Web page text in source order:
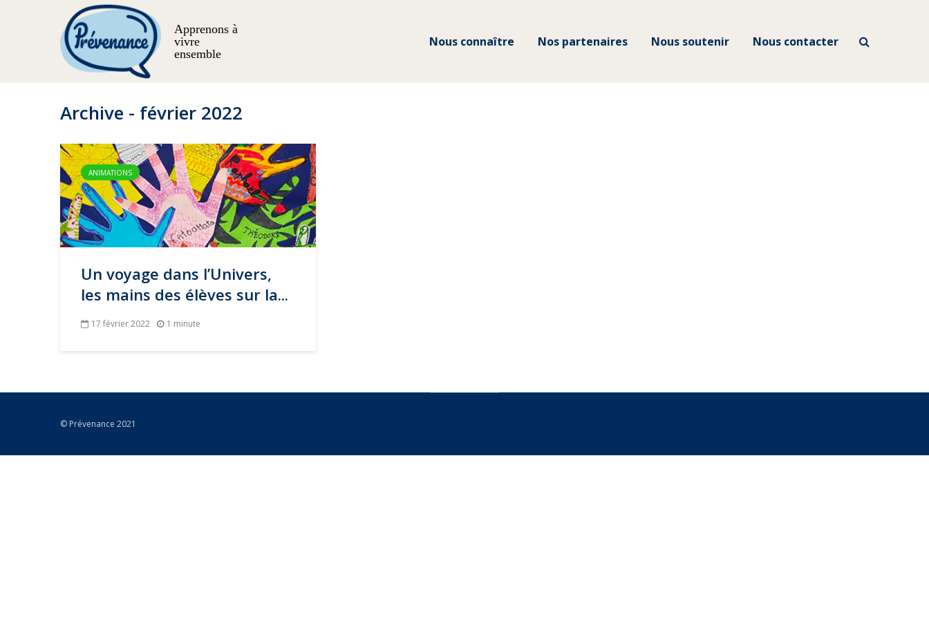
Apprenons à
vivre
ensemble
Nous connaître Nos partenaires Nous soutenir Nous contacter
Archive - février 2022
ANIMATIONS
Un voyage dans l’Univers,
les mains des élèves sur la...
17 février 2022 1 minute
© Prévenance 2021